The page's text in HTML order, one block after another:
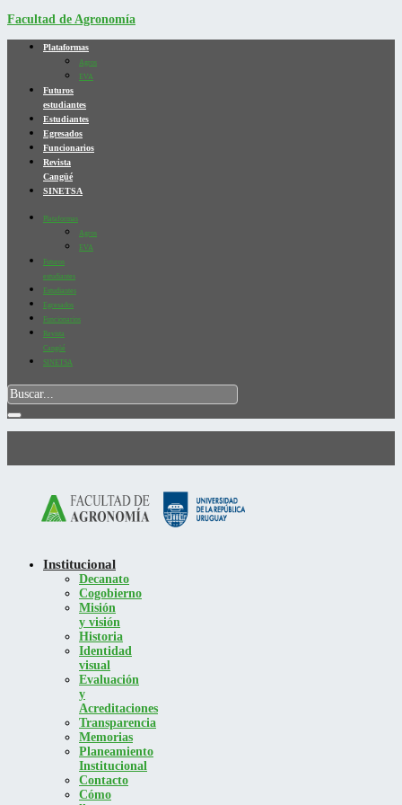
Facultad de Agronomía
Plataformas
Agros
EVA
Futuros
estudiantes
Estudiantes
Egresados
Funcionarios
Revista
Cangüé
SINETSA
Plataformas
Agros
EVA
Futuros
estudiantes
Estudiantes
Egresados
Funcionarios
Revista
Cangüé
SINETSA
Institucional
Decanato
Cogobierno
Misión
y visión
Historia
Identidad
visual
Evaluación
y
Acreditaciones
Transparencia
Memorias
Planeamiento
Institucional
Contacto
Cómo